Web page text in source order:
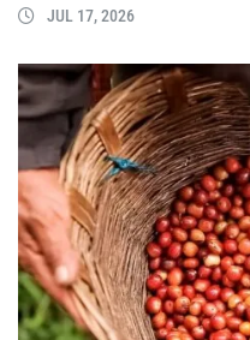
JUL 17, 2026